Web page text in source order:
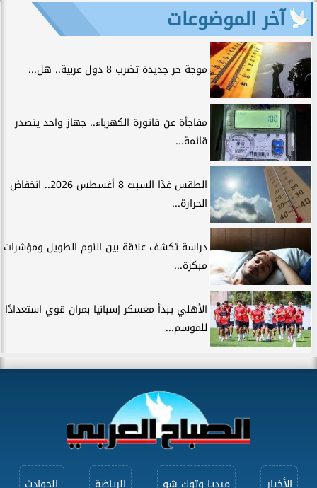
آخر الموضوعات
موجة حر جديدة تضرب 8 دول عربية.. هل...
مفاجأة عن فاتورة الكهرباء.. جهاز واحد يتصدر
قائمة...
الطقس غدًا السبت 8 أغسطس 2026.. انخفاض
الحرارة...
دراسة تكشف علاقة بين النوم الطويل ومؤشرات
مبكرة...
الأهلي يبدأ معسكر إسبانيا بمران قوي استعدادًا
للموسم...
الأخبار ميديا وتوك شو الرياضة الحوادث